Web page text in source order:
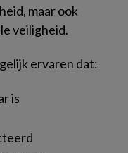
maar ook
veiligheid.
ervaren dat:
is